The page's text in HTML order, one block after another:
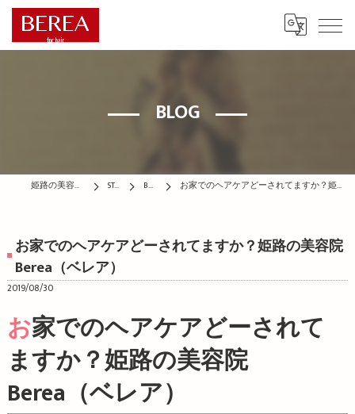
BLOG
姫路の美容院はBEREA STAFF BLOG お家でのヘアケアどーされてますか？姫路の美容院Berea（ベレア）
お家でのヘアケアどーされてますか？姫路の美容院
Berea（ベレア）
2019/08/30
お家でのヘアケアどーされて
ますか？姫路の美容院
Berea（ベレア）